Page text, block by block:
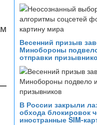
Весенний призыв
Минобороны
отправки
В России закрыли
обхода блокировок
иностранные SIM-